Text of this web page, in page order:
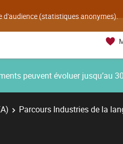
d'audience (statistiques anonymes).
peuvent évoluer jusqu’au
Parcours Industries de la